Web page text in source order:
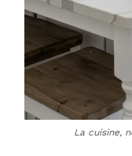
La cuisine,